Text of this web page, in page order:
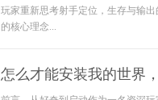
玩家重新思考射手定位，生存与输
的核心理念...
怎么才能安装我的世界